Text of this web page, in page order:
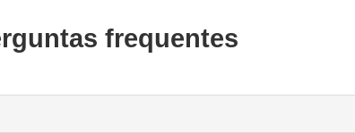
frequentes